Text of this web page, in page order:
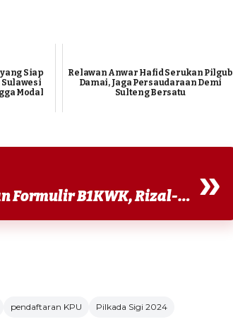
Siap
Sulawesi
Modal
Relawan Anwar Hafid Serukan Pilgub
Damai, Jaga Persaudaraan Demi
Sulteng Bersatu
Baca Juga : Pilkada Sigi 2024 | PBB Serahkan Formulir B1KWK, Rizal-Samuel Siap Bertarung ! »
pendaftaran KPU
Pilkada Sigi 2024